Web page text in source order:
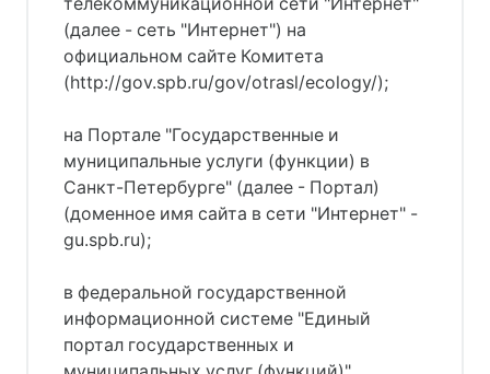
(далее - сеть "Интернет") на
официальном сайте Комитета
(http://gov.spb.ru/gov/otrasl/ecology/);
на Портале "Государственные и
муниципальные услуги (функции) в
Санкт-Петербурге" (далее - Портал)
(доменное имя сайта в сети "Интернет" -
gu.spb.ru);
в федеральной государственной
информационной системе "Единый
портал государственных и